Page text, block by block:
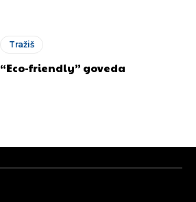
Tražiš
“Eco-friendly” goveda